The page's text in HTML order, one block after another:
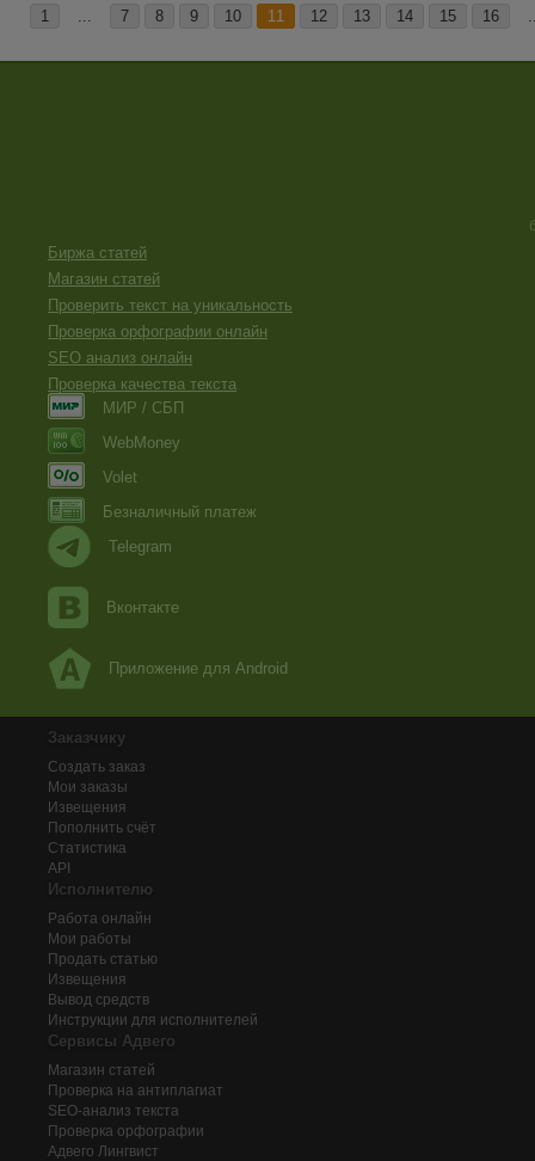
1
... 7 8 9 10 11 12 13 14 15 16
Биржа статей
Магазин статей
Проверить текст на уникальность
Проверка орфографии онлайн
SEO анализ онлайн
Проверка качества текста
МИР / СБП
WebMoney
Volet
Безналичный платеж
Telegram
Вконтакте
Приложение для Android
Заказчику
Создать заказ
Мои заказы
Извещения
Пополнить счёт
Статистика
API
Исполнителю
Работа онлайн
Мои работы
Продать статью
Извещения
Вывод средств
Инструкции для исполнителей
Сервисы Адвего
Магазин статей
Проверка на антиплагиат
SEO-анализ текста
Проверка орфографии
Адвего Лингвист